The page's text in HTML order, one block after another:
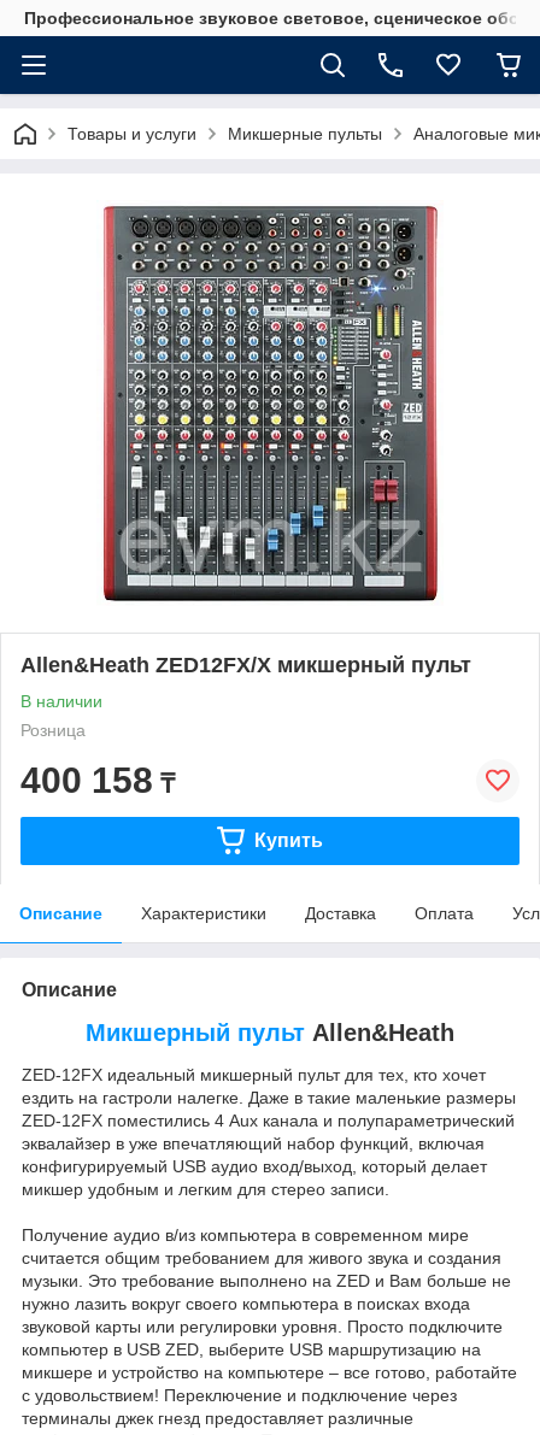
Профессиональное звуковое световое, сценическое
Товары и услуги Микшерные пульты Аналоговые
Allen&Heath ZED12FX/X микшерный пульт
В наличии
Розница
400 158 ₸
Купить
Описание Характеристики Доставка Оплата
Описание
Микшерный пульт Allen&Heath
ZED-12FX идеальный микшерный пульт для тех, кто хочет
ездить на гастроли налегке. Даже в такие маленькие размеры
ZED-12FX поместились 4 Aux канала и полупараметрический
эквалайзер в уже впечатляющий набор функций, включая
конфигурируемый USB аудио вход/выход, который делает
микшер удобным и легким для стерео записи.
Получение аудио в/из компьютера в современном мире
считается общим требованием для живого звука и создания
музыки. Это требование выполнено на ZED и Вам больше не
нужно лазить вокруг своего компьютера в поисках входа
звуковой карты или регулировки уровня. Просто подключите
компьютер в USB ZED, выберите USB маршрутизацию на
микшере и устройство на компьютере – все готово, работайте
с удовольствием! Переключение и подключение через
терминалы джек гнезд предоставляет различные